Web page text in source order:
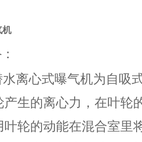
机
：
离心式曝气机为自吸
产生的离心力，在叶轮
叶轮的动能在混合室里